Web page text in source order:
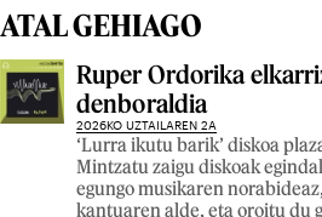
ATAL GEHIAGO
Ruper Ordorika
denboraldia
2026KO UZTAILAREN 2A
‘Lurra ikutu barik’ diskoa
Mintzatu zaigu diskoak
egungo musikaren
kantuaren alde, eta oroitu du